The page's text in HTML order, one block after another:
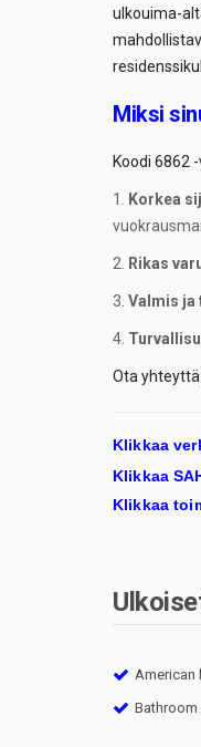
ulkouima-
Miksi
Koodi 6862
Korkea
Rikas
Valmis ja
Ota
Klikkaa
Klikkaa
Klikkaa
American
Bathroom